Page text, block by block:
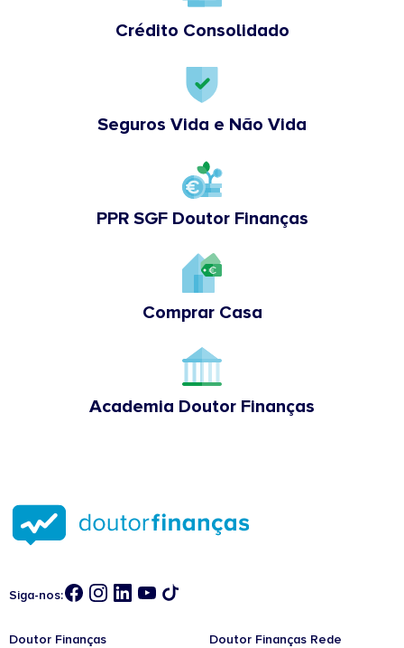
Crédito Consolidado
Seguros Vida e Não Vida
PPR SGF Doutor Finanças
Comprar Casa
Academia Doutor Finanças
Siga-nos:
Doutor Finanças Doutor Finanças Rede